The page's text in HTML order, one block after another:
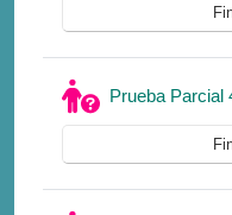
Prueba Parcial